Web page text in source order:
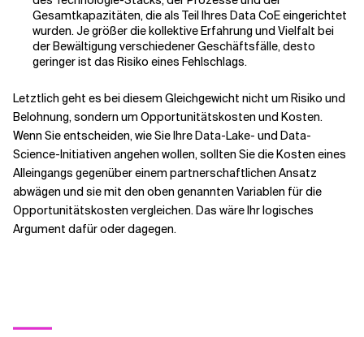
Gesamtkapazitäten, die als Teil Ihres Data CoE eingerichtet
wurden. Je größer die kollektive Erfahrung und Vielfalt bei
der Bewältigung verschiedener Geschäftsfälle, desto
geringer ist das Risiko eines Fehlschlags.
Letztlich geht es bei diesem Gleichgewicht nicht um Risiko und
Belohnung, sondern um Opportunitätskosten und Kosten.
Wenn Sie entscheiden, wie Sie Ihre Data-Lake- und Data-
Science-Initiativen angehen wollen, sollten Sie die Kosten eines
Alleingangs gegenüber einem partnerschaftlichen Ansatz
abwägen und sie mit den oben genannten Variablen für die
Opportunitätskosten vergleichen. Das wäre Ihr logisches
Argument dafür oder dagegen.